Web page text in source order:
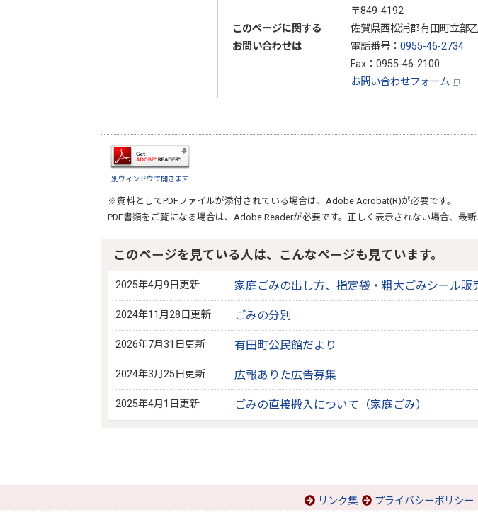
このページに関する
お問い合わせは
〒849-4192
佐賀県西松浦郡有田町立部
電話番号： 0955-46-2734
Fax：0955-46-2100
お問い合わせフォーム
別ウィンドウで開きます
※資料としてPDFファイルが添付されている場合は、 Adobe Acrobat(R)が必要です。
PDF書類をご覧になる場合は、 Adobe Readerが必要です。正しく表示されない場合、最
このページを見ている人は、こんなページも見ています。
2025年4月9日更新 家庭ごみの出し方、指定袋・粗大ごみシール販
2024年11月28日更新 ごみの分別
2026年7月31日更新 有田町公民館だより
2024年3月25日更新 広報ありた広告募集
2025年4月1日更新 ごみの直接搬入について（家庭ごみ）
リンク集 プライバシーポリシー